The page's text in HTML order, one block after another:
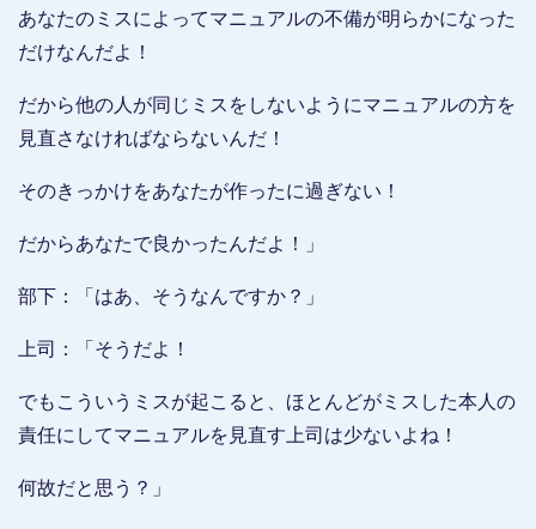
あなたのミスによってマニュアルの不備が明らかになった
だけなんだよ！
だから他の人が同じミスをしないようにマニュアルの方を
見直さなければならないんだ！
そのきっかけをあなたが作ったに過ぎない！
だからあなたで良かったんだよ！」
部下：「はあ、そうなんですか？」
上司：「そうだよ！
でもこういうミスが起こると、ほとんどがミスした本人の
責任にしてマニュアルを見直す上司は少ないよね！
何故だと思う？」